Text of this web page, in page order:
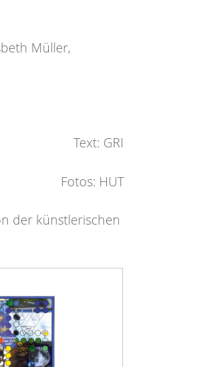
Müller,
Text: GRI
Fotos: HUT
der künstlerischen